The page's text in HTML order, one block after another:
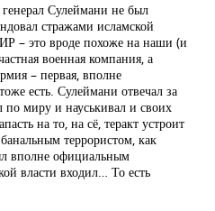
Сулеймани не был
стражами исламской
– это вроде похоже на наши (и
военная компания, а
– первая, вполне
есть. Сулеймани отвечал за
по миру и науськивал и своих
на то, на сё, теракт устроит
террористом, как
вполне официальным
власти входил… То есть